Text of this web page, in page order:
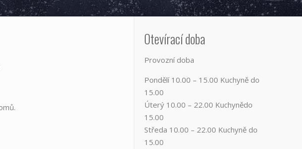
Otevírací doba
Provozní doba
Pondělí​ 10.00 – 15.00​​ Kuchyně do
15.00
Úterý ​10.00 – 22.00​​ Kuchynědo
15.00
Středa ​10.00 – 22.00 ​​Kuchyně do
15.00